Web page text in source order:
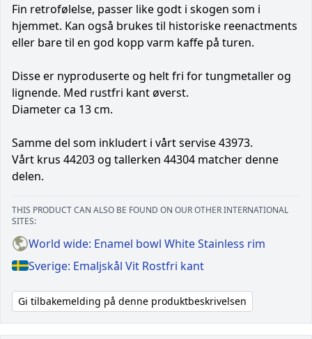
Fin retrofølelse, passer like godt i skogen som i
hjemmet. Kan også brukes til historiske reenactments
eller bare til en god kopp varm kaffe på turen.
Disse er nyproduserte og helt fri for tungmetaller og
lignende. Med rustfri kant øverst.
Diameter ca 13 cm.
Samme del som inkludert i vårt servise 43973.
Vårt krus 44203 og tallerken 44304 matcher denne
delen.
THIS PRODUCT CAN ALSO BE FOUND ON OUR OTHER INTERNATIONAL
SITES:
World wide: Enamel bowl White Stainless rim
Sverige: Emaljskål Vit Rostfri kant
Gi tilbakemelding på denne produktbeskrivelsen